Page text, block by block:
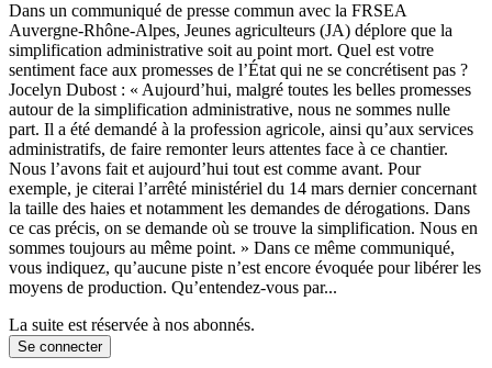
Dans un communiqué de presse commun avec la FRSEA
Auvergne-Rhône-Alpes, Jeunes agriculteurs (JA) déplore que la
simplification administrative soit au point mort. Quel est votre
sentiment face aux promesses de l’État qui ne se concrétisent pas ?
Jocelyn Dubost : « Aujourd’hui, malgré toutes les belles promesses
autour de la simplification administrative, nous ne sommes nulle
part. Il a été demandé à la profession agricole, ainsi qu’aux services
administratifs, de faire remonter leurs attentes face à ce chantier.
Nous l’avons fait et aujourd’hui tout est comme avant. Pour
exemple, je citerai l’arrêté ministériel du 14 mars dernier concernant
la taille des haies et notamment les demandes de dérogations. Dans
ce cas précis, on se demande où se trouve la simplification. Nous en
sommes toujours au même point. » Dans ce même communiqué,
vous indiquez, qu’aucune piste n’est encore évoquée pour libérer les
moyens de production. Qu’entendez-vous par...
La suite est réservée à nos abonnés.
Se connecter